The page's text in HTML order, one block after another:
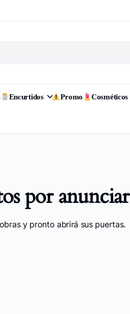
Encurtidos Promo Cosméticos
por anunciar
y pronto abrirá sus puertas.